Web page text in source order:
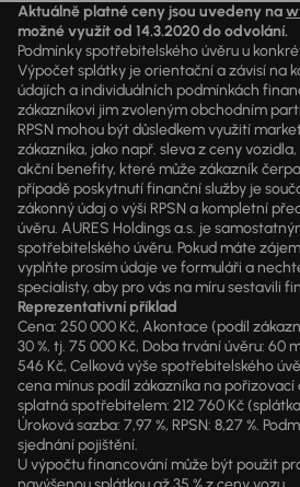
Aktuálně platné ceny jsou uvedeny na
možné využít od 14.3.2020 do odvolání.
Podmínky spotřebitelského úvěru u
Výpočet splátky je orientační a závisí na
údajích a individuálních podmínkách
zákazníkovi jim zvoleným obchodním
RPSN mohou být důsledkem využití
zákazníka, jako např. sleva z ceny
akční benefity, které může zákazník
případě poskytnutí finanční služby je
zákonný údaj o výši RPSN a kompletní
úvěru. AURES Holdings a.s. je
spotřebitelského úvěru. Pokud máte
vyplňte prosím údaje ve formuláři a
specialisty, aby pro vás na míru sestavili
Reprezentativní příklad
Cena: 250 000 Kč, Akontace (podíl
30 %, tj. 75 000 Kč, Doba trvání úvěru: 60
546 Kč, Celková výše spotřebitelského
cena mínus podíl zákazníka na pořizovací
splatná spotřebitelem: 212 760 Kč
Úroková sazba: 7,97 %, RPSN: 8,27 %.
sjednání pojištění.
U výpočtu financování může být použit